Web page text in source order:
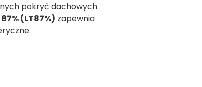
pokryć dachowych
87% (LT87%) zapewnia